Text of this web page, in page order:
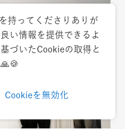
持ってくださりありが
い情報を提供できるよ
基づいたCookieの取得と
Cookieを無効化